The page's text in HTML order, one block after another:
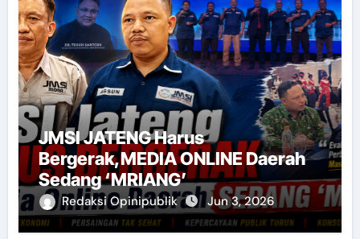
JMSI JATENG Harus
Bergerak,MEDIA ONLINE Daerah
Sedang ‘MRIANG’
Redaksi Opinipublik Jun 3, 2026